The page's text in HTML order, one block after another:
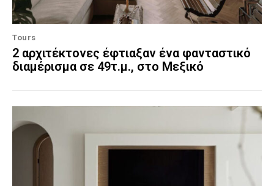
Tours
2 αρχιτέκτονες έφτιαξαν ένα φανταστικό
διαμέρισμα σε 49τ.μ., στο Μεξικό